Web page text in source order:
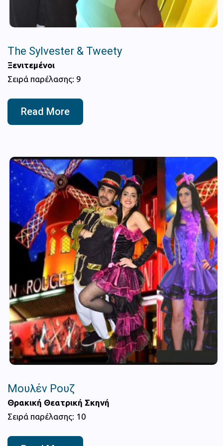
The Sylvester & Tweety
Ξενιτεμένοι
Σειρά παρέλασης: 9
Read More
Μουλέν Ρουζ
Θρακική Θεατρική Σκηνή
Σειρά παρέλασης: 10